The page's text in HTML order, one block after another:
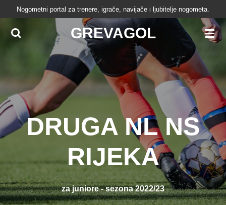
Skip
main
GREVAGOL
Nogometni portal za trenere, igrače, navijače i ljubitelje nogometa.
DRUGA NL NS
RIJEKA
za juniore - sezona 2022/23